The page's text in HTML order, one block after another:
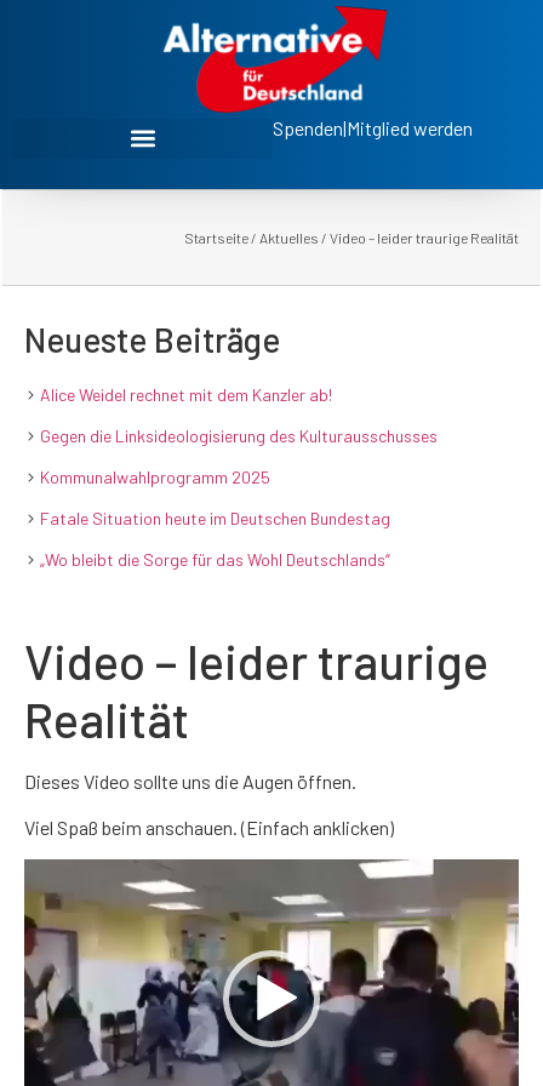
Spenden|Mitglied werden
Startseite / Aktuelles / Video – leider traurige Realität
Neueste Beiträge
Alice Weidel rechnet mit dem Kanzler ab!
Gegen die Linksideologisierung des Kulturausschusses
Kommunalwahlprogramm 2025
Fatale Situation heute im Deutschen Bundestag
„Wo bleibt die Sorge für das Wohl Deutschlands“
Video – leider traurige
Realität
Dieses Video sollte uns die Augen öffnen.
Viel Spaß beim anschauen. (Einfach anklicken)
Player